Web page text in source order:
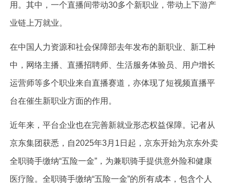
用。其中，一个直播间带动30多个新职业，带动上下游产
业链上万就业。
在中国人力资源和社会保障部去年发布的新职业、新工种
中，网络主播、直播招聘师、生活服务体验员、用户增长
运营师等多个职业来自直播赛道，亦体现了短视频直播平
台在催生新职业方面的作用。
近年来，平台企业也在完善新就业形态权益保障。记者从
京东集团获悉，自2025年3月1日起，京东开始为京东外卖
全职骑手缴纳“五险一金”，为兼职骑手提供意外险和健康
医疗险。全职骑手缴纳“五险一金”的所有成本，包含个人